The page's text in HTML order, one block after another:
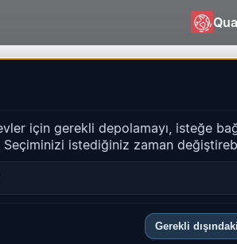
için gerekli depolamayı, isteğe
Seçiminizi istediğiniz zaman
Gerekli
| QuakeMap24
olaylar